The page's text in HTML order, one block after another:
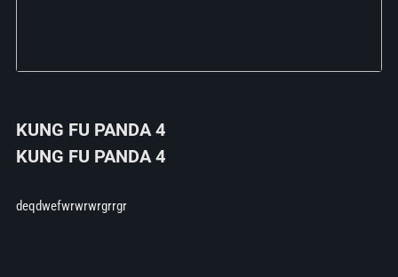
KUNG FU PANDA 4
KUNG FU PANDA 4
deqdwefwrwrwrgrrgr